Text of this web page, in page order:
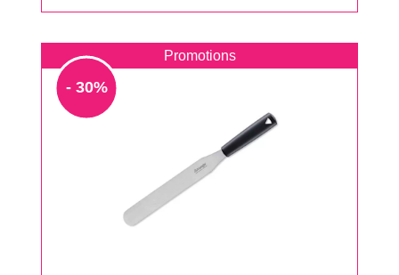
Promotions
- 30%